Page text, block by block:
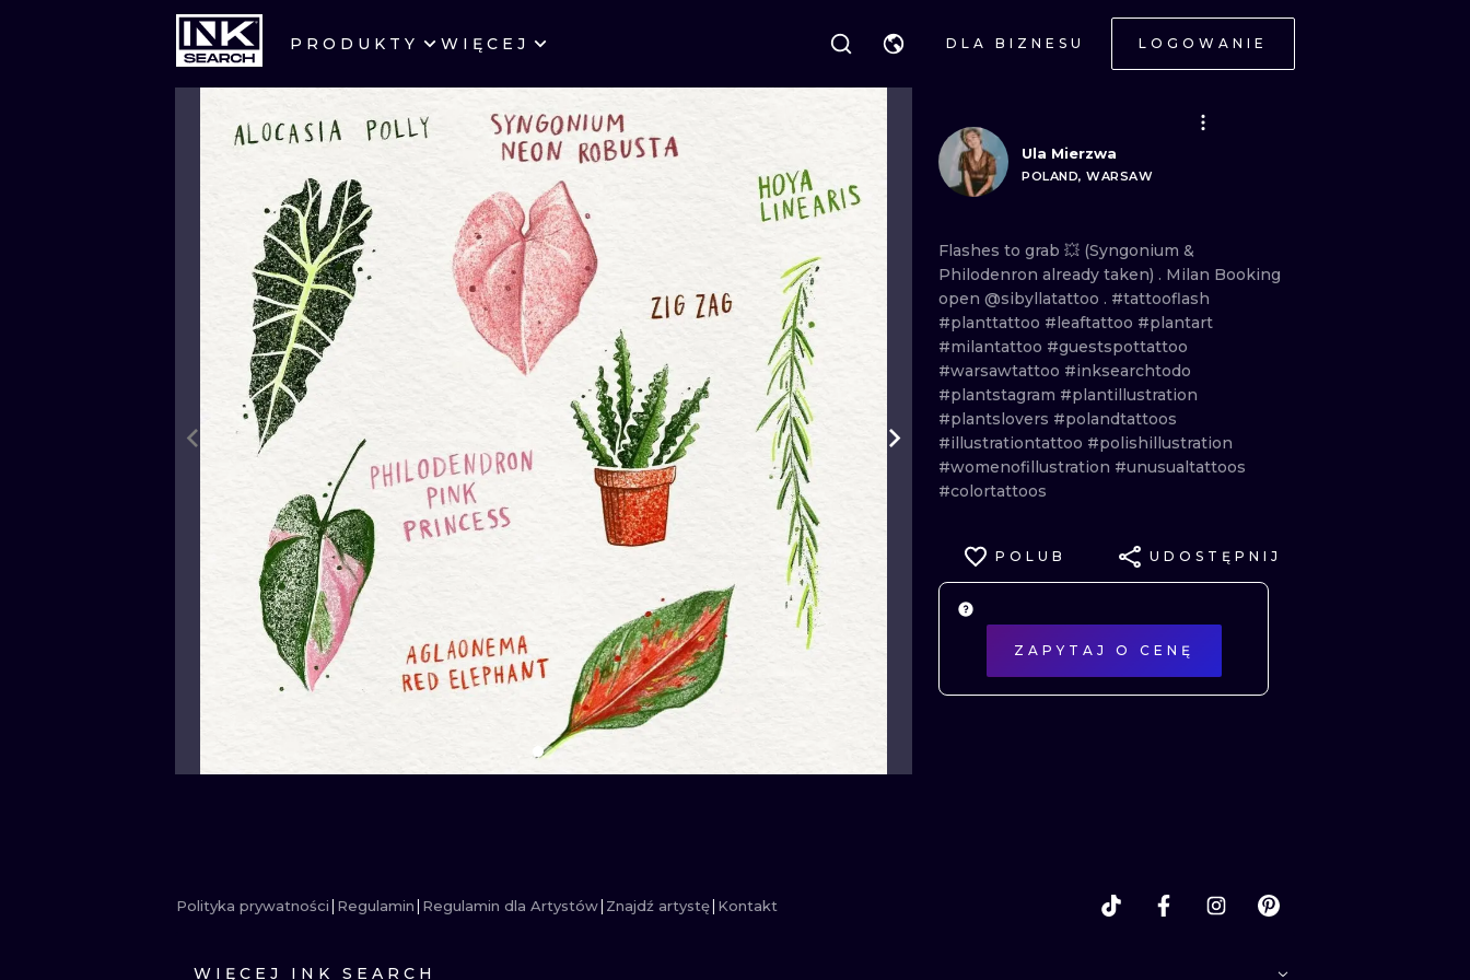
PRODUKTY WIĘCEJ DLA BIZNESU LOGOWANIE
POZNAŃ
KRAKÓW KATOWICE
WROCŁAW ŁÓDŹ
BERLIN WIEDEŃ
AMSTERDAM EDYNBURG
PRAGA
KALIGRAFIA JAPOŃSKIE
NEW SCHOOL
BLACKWORK
BIOMECHANIKA NEO TRADYCYJNE
IGNORANT
RYCINOWE KONTURY
KRESKÓWKOWE DOTWORK
WATERCOLOR TRASH-POLKA
MINIMALISTYCZNE
REALISTYCZNE WSZYSTKIE TATUAŻE
Ula Mierzwa
POLAND, WARSAW
Flashes to grab 💥 (Syngonium &
Philodenron already taken) . Milan Booking
open @sibyllatattoo . #tattooflash
#planttattoo #leaftattoo #plantart
#milantattoo #guestspottattoo
#warsawtattoo #inksearchtodo
#plantstagram #plantillustration
#plantslovers #polandtattoos
#illustrationtattoo #polishillustration
#womenofillustration #unusualtattoos
#colortattoos
POLUB UDOSTĘPNIJ
ZAPYTAJ O CENĘ
Polityka prywatności Regulamin Regulamin dla Artystów Znajdź artystę Kontakt
WIĘCEJ INK SEARCH